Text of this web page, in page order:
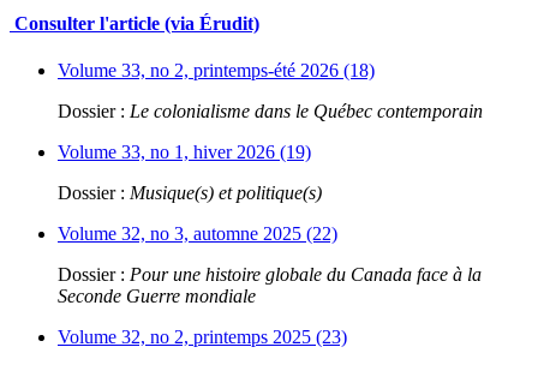
Consulter l'article (via Érudit)
Volume 33, no 2, printemps-été 2026 (18)
Dossier : Le colonialisme dans le Québec contemporain
Volume 33, no 1, hiver 2026 (19)
Dossier : Musique(s) et politique(s)
Volume 32, no 3, automne 2025 (22)
Dossier : Pour une histoire globale du Canada face à la
Seconde Guerre mondiale
Volume 32, no 2, printemps 2025 (23)